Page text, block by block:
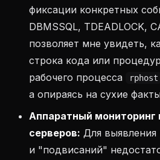
фиксации конкретных
DBMSSQL, TDEADLOCK,
позволяет мне увидеть,
строка кода или
рабочего процесса
rphost
а опираясь на сухие
Аппаратный мониторинг
серверов: Для
и "подвисаний"